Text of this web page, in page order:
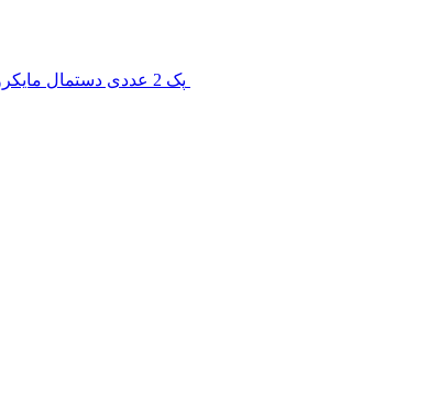
پک 2 عددی دستمال مایکروفایبر تمیزکننده شیشه Koch Chemie Pro Glass Towel (Copy)